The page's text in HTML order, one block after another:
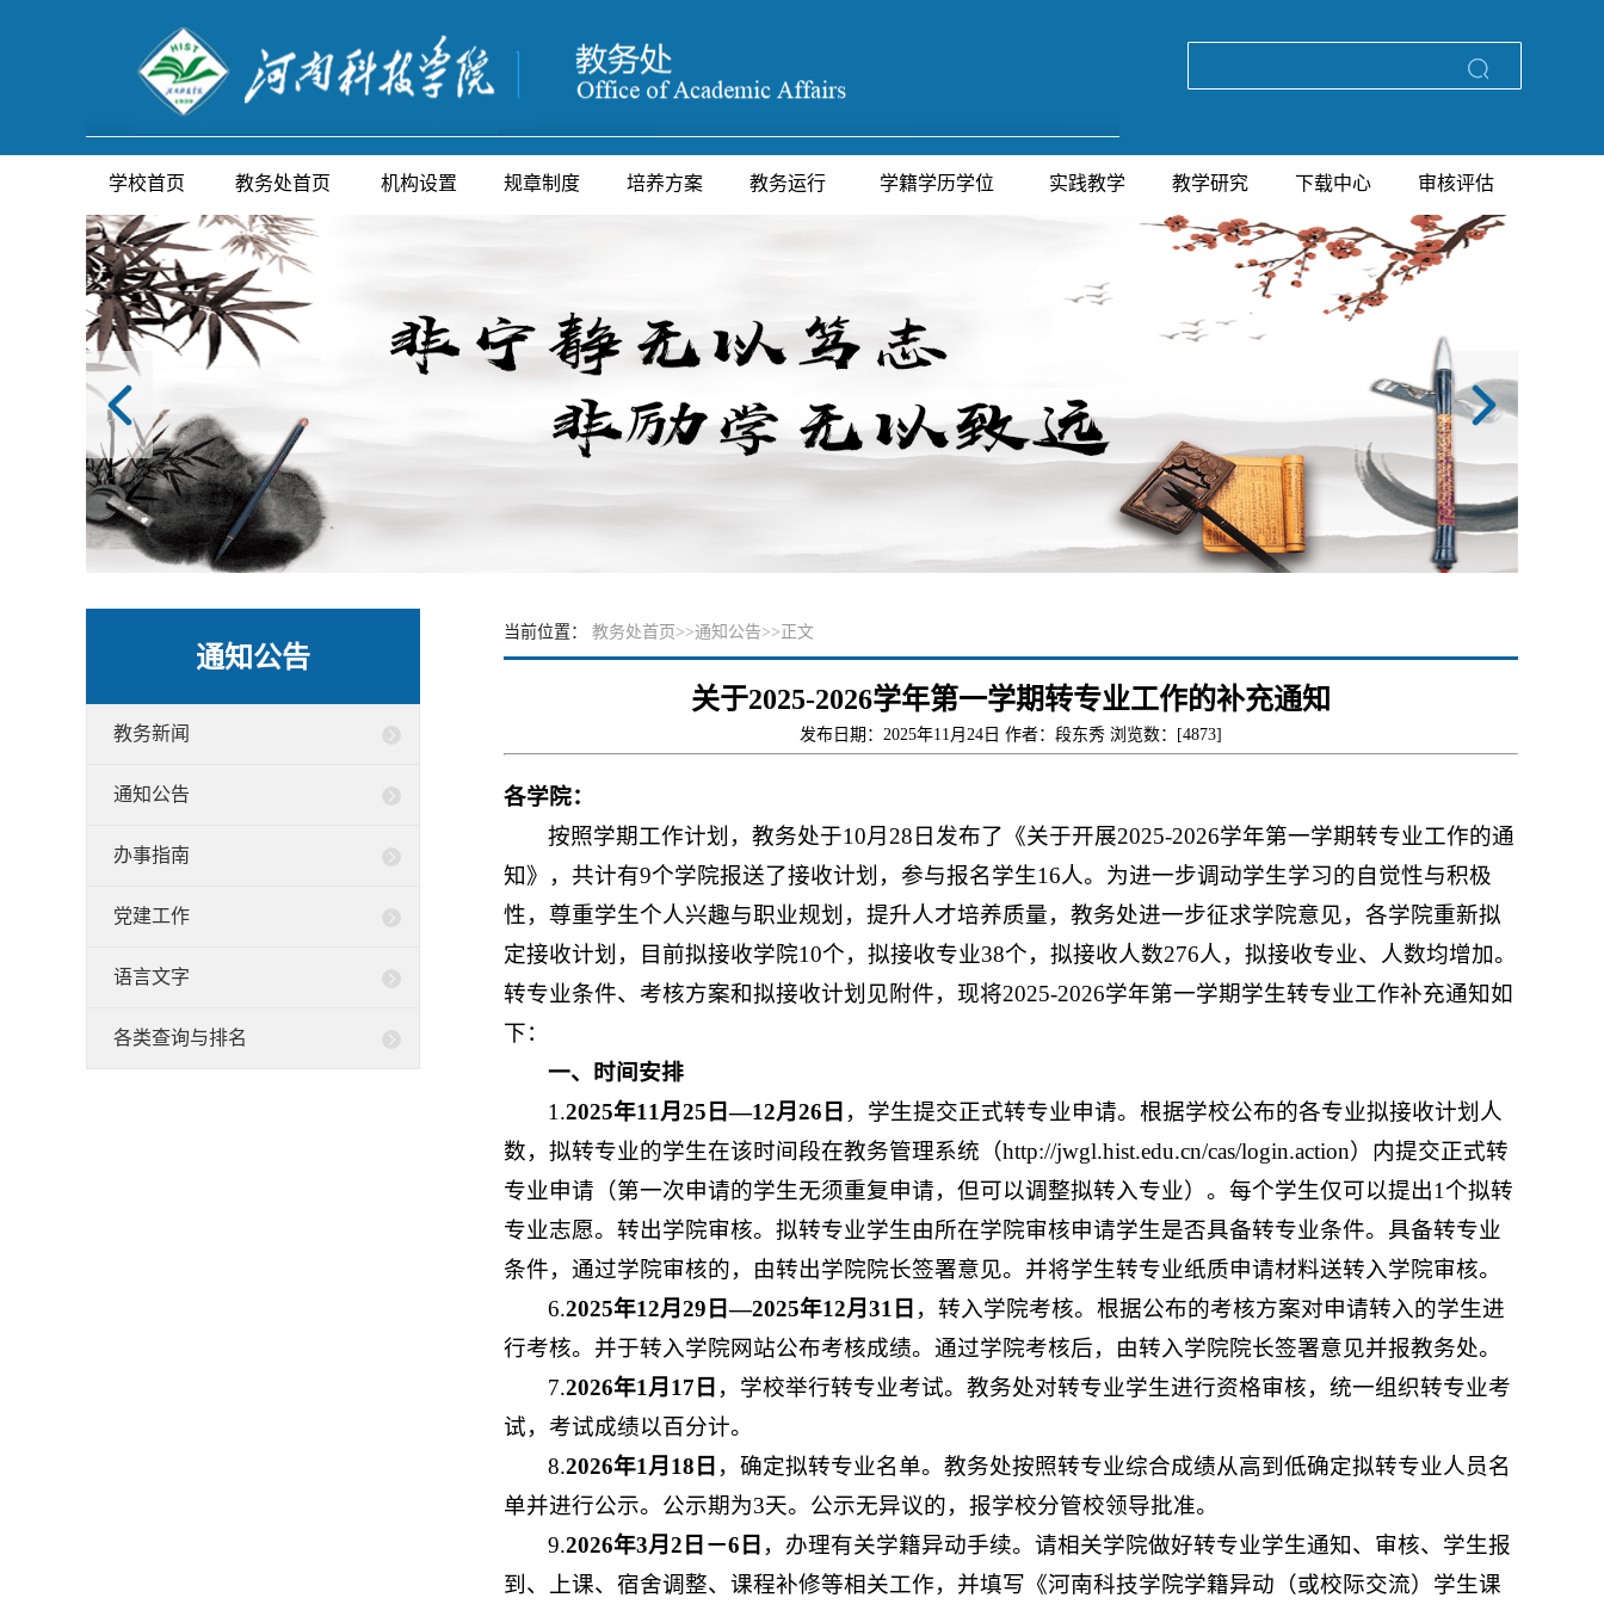
学校首页 教务处首页 机构设置 规章制度 培养方案 教务运行 学籍学历学位 实践教学 教学研究 下载中心 审核评估
通知公告
教务新闻
通知公告
办事指南
党建工作
语言文字
各类查询与排名
当前位置： 教务处首页 >>通知公告>> 正文
关于2025-2026学年第一学期转专业工作的补充通知
发布日期：2025年11月24日 作者：段东秀 浏览数：[4873]
各学院：
按照学期工作计划，教务处于10月28日发布了《关于开展2025-2026学年第一学期转专业工作的通
知》，共计有9个学院报送了接收计划，参与报名学生16人。为进一步调动学生学习的自觉性与积极
性，尊重学生个人兴趣与职业规划，提升人才培养质量，教务处进一步征求学院意见，各学院重新拟
定接收计划，目前拟接收学院10个，拟接收专业38个，拟接收人数276人，拟接收专业、人数均增加。
转专业条件、考核方案和拟接收计划见附件，现将2025-2026学年第一学期学生转专业工作补充通知如
下：
一、时间安排
1.2025年11月25日—12月26日 ，学生提交正式转专业申请。根据学校公布的各专业拟接收计划人
数，拟转专业的学生在该时间段在教务管理系统（http://jwgl.hist.edu.cn/cas/login.action）内提交正式转
专业申请（第一次申请的学生无须重复申请，但可以调整拟转入专业）。每个学生仅可以提出1个拟转
专业志愿。转出学院审核。拟转专业学生由所在学院审核申请学生是否具备转专业条件。具备转专业
条件，通过学院审核的，由转出学院院长签署意见。并将学生转专业纸质申请材料送转入学院审核。
6.2025年12月29日—2025年12月31日 ，转入学院考核。根据公布的考核方案对申请转入的学生进
行考核。并于转入学院网站公布考核成绩。通过学院考核后，由转入学院院长签署意见并报教务处。
7.2026年1月17日 ， 学校举行转专业考试。教务处对转专业学生进行资格审核，统一组织转专业考
试，考试成绩以百分计。
8.2026年1月18日 ，确定拟转专业名单。教务处按照转专业综合成绩从高到低确定拟转专业人员名
单并进行公示。公示期为3天。公示无异议的，报学校分管校领导批准。
9.2026年3月2日－6日 ，办理有关学籍异动手续。请相关学院做好转专业学生通知、审核、学生报
到、上课、宿舍调整、课程补修等相关工作，并填写《河南科技学院学籍异动（或校际交流）学生课